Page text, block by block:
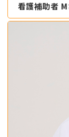
看護補助者